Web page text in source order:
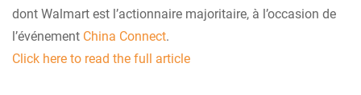
dont Walmart est l’actionnaire majoritaire, à l’occasion de
l’événement China Connect.
Click here to read the full article